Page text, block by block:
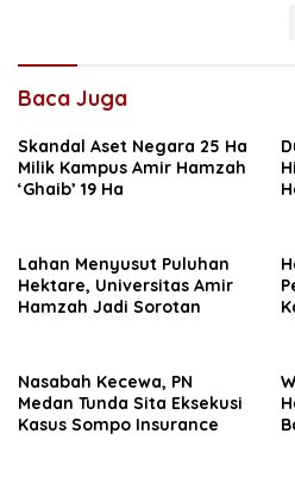
Baca Juga
Skandal Aset Negara 25 Ha
Milik Kampus Amir Hamzah
‘Ghaib’ 19 Ha
Lahan Menyusut Puluhan
Hektare, Universitas Amir
Hamzah Jadi Sorotan
Nasabah Kecewa, PN
Medan Tunda Sita Eksekusi
Kasus Sompo Insurance